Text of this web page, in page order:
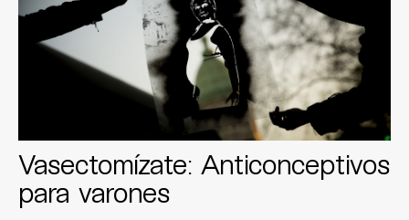
Vasectomízate: Anticonceptivos
para varones